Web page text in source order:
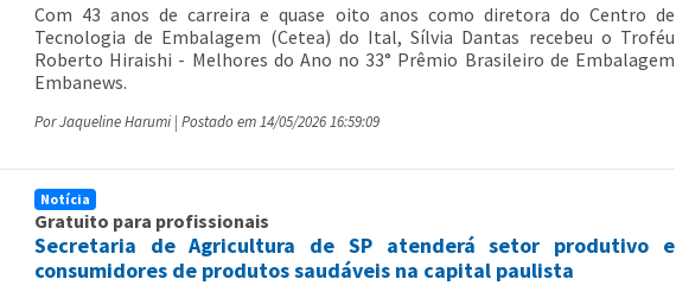
Com 43 anos de carreira e quase oito anos como diretora do Centro de
Tecnologia de Embalagem (Cetea) do Ital, Sílvia Dantas recebeu o Troféu
Roberto Hiraishi - Melhores do Ano no 33° Prêmio Brasileiro de Embalagem
Embanews.
Por Jaqueline Harumi | Postado em 14/05/2026 16:59:09
Notícia
Gratuito para profissionais
Secretaria de Agricultura de SP atenderá setor produtivo e
consumidores de produtos saudáveis na capital paulista